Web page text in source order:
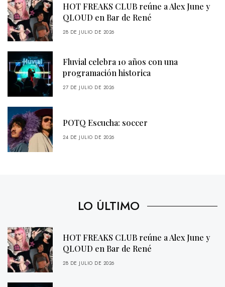
HOT FREAKS CLUB reúne a Alex June y
QLOUD en Bar de René
28 DE JULIO DE 2026
Fluvial celebra 10 años con una
programación historica
27 DE JULIO DE 2026
POTQ Escucha: soccer
24 DE JULIO DE 2026
LO ÚLTIMO
HOT FREAKS CLUB reúne a Alex June y
QLOUD en Bar de René
28 DE JULIO DE 2026